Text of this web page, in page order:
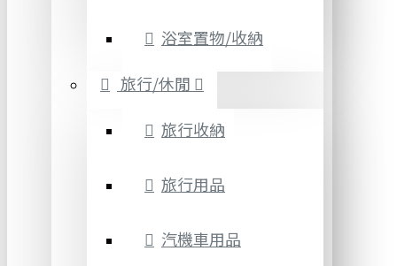
浴室置物/收納
旅行/休閒
旅行收納
旅行用品
汽機車用品